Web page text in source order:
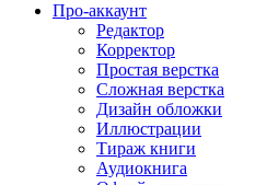
Про-аккаунт
Редактор
Корректор
Простая верстка
Сложная верстка
Дизайн обложки
Иллюстрации
Тираж книги
Аудиокнига